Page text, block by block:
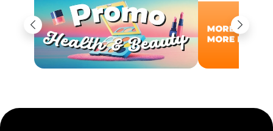
Previous Next